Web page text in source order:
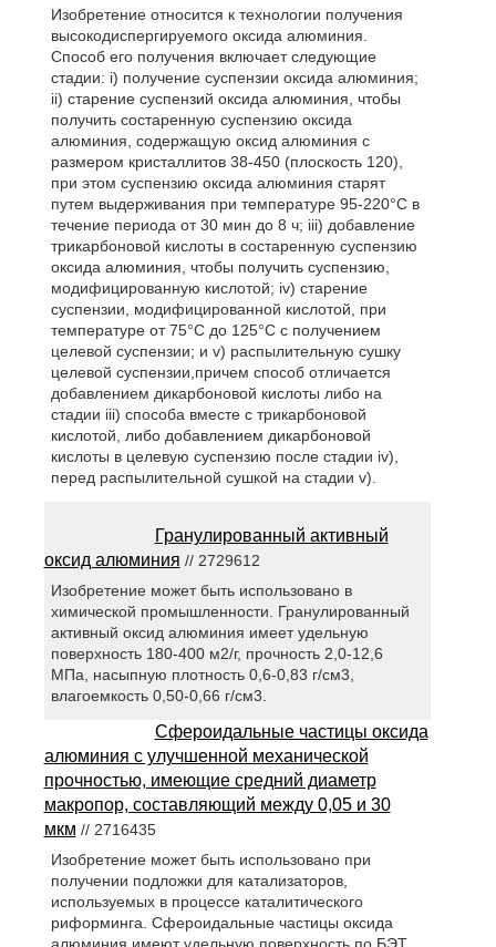
Изобретение относится к технологии получения
высокодиспергируемого оксида алюминия.
Способ его получения включает следующие
стадии: i) получение суспензии оксида алюминия;
ii) старение суспензий оксида алюминия, чтобы
получить состаренную суспензию оксида
алюминия, содержащую оксид алюминия с
размером кристаллитов 38-450 (плоскость 120),
при этом суспензию оксида алюминия старят
путем выдерживания при температуре 95-220°C в
течение периода от 30 мин до 8 ч; iii) добавление
трикарбоновой кислоты в состаренную суспензию
оксида алюминия, чтобы получить суспензию,
модифицированную кислотой; iv) старение
суспензии, модифицированной кислотой, при
температуре от 75°C до 125°C с получением
целевой суспензии; и v) распылительную сушку
целевой суспензии,причем способ отличается
добавлением дикарбоновой кислоты либо на
стадии iii) способа вместе с трикарбоновой
кислотой, либо добавлением дикарбоновой
кислоты в целевую суспензию после стадии iv),
перед распылительной сушкой на стадии v).
Гранулированный активный
оксид алюминия // 2729612
Изобретение может быть использовано в
химической промышленности. Гранулированный
активный оксид алюминия имеет удельную
поверхность 180-400 м2/г, прочность 2,0-12,6
МПа, насыпную плотность 0,6-0,83 г/см3,
влагоемкость 0,50-0,66 г/см3.
Сфероидальные частицы оксида
алюминия с улучшенной механической
прочностью, имеющие средний диаметр
макропор, составляющий между 0,05 и 30
мкм // 2716435
Изобретение может быть использовано при
получении подложки для катализаторов,
используемых в процессе каталитического
риформинга. Сфероидальные частицы оксида
алюминия имеют удельную поверхность по БЭТ,